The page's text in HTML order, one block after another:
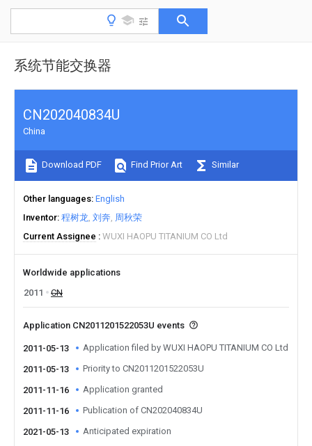
系统节能交换器
CN202040834U
China
Download PDF Find Prior Art Similar
Other languages English
Inventor 程树龙 刘奔 周秋荣
Current Assignee
WUXI HAOPU TITANIUM CO Ltd
Worldwide applications
2011
CN
Application CN2011201522053U events
2011-05-13 Application filed by WUXI HAOPU TITANIUM CO Ltd
2011-05-13 Priority to CN2011201522053U
2011-11-16 Application granted
2011-11-16 Publication of CN202040834U
2021-05-13 Anticipated expiration